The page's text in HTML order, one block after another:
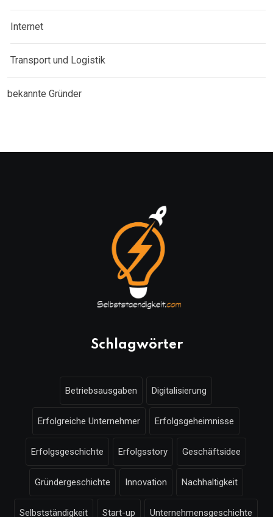
Internet
Transport und Logistik
bekannte Gründer
Schlagwörter
Betriebsausgaben Digitalisierung
Erfolgreiche Unternehmer Erfolgsgeheimnisse
Erfolgsgeschichte Erfolgsstory Geschäftsidee
Gründergeschichte Innovation Nachhaltigkeit
Selbstständigkeit Start-up Unternehmensgeschichte